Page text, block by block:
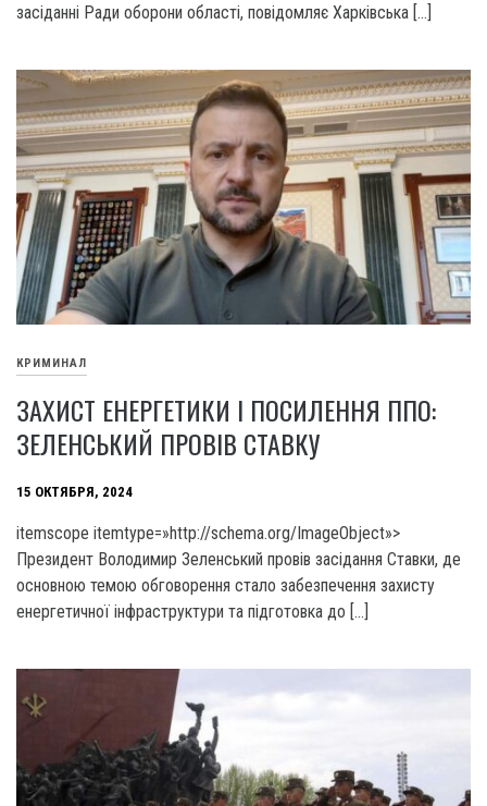
засіданні Ради оборони області, повідомляє Харківська […]
КРИМИНАЛ
ЗАХИСТ ЕНЕРГЕТИКИ І ПОСИЛЕННЯ ППО:
ЗЕЛЕНСЬКИЙ ПРОВІВ СТАВКУ
15 ОКТЯБРЯ, 2024
itemscope itemtype=»http://schema.org/ImageObject»>
Президент Володимир Зеленський провів засідання Ставки, де
основною темою обговорення стало забезпечення захисту
енергетичної інфраструктури та підготовка до […]